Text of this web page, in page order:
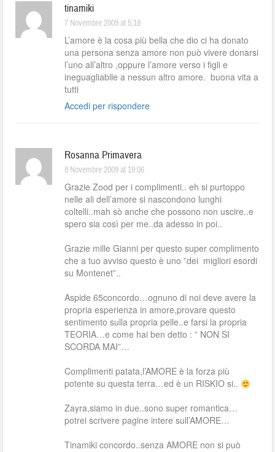
tinamiki
7 Novembre 2009 at 5:18
L’amore è la cosa più bella che dio ci ha donato
una persona senza amore non può vivere donarsi
l’uno all’altro ,oppure l’amore verso i figli e
ineguagliabile a nessun altro amore. buona vita a
tutti
Accedi per rispondere
Rosanna Primavera
8 Novembre 2009 at 19:06
Grazie Zood per i complimenti.. eh si purtoppo
nelle ali dell’amore si nascondono lunghi
coltelli..mah sò anche che possono non uscire..e
spero sia così per me..da adesso in poi..
Grazie mille Gianni per questo super complimento
che a tuo avviso questo è uno ”dei migliori esordi
su Montenet”..
Aspide 65concordo…ognuno di noi deve avere la
propria esperienza in amore,provare questo
sentimento sulla propria pelle..e farsi la propria
TEORIA…e come hai ben detto : ” NON SI
SCORDA MAI”…
Complimenti patata,l’AMORE è la forza più
potente su questa terra…ed è un RISKIO si..
Zayra,siamo in due..sono super romantica…
potrei scrivere pagine intere sull’AMORE…
Tinamiki concordo..senza AMORE non si può